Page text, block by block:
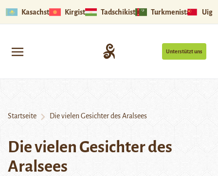
Kasachstan Kirgistan Tadschikistan Turkmenistan
Unterstützt uns
Startseite Die vielen Gesichter des Aralsees
Die vielen Gesichter des
Aralsees